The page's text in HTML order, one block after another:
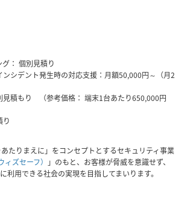
： 個別見積り
シデント発生時の対応支援：月額50,000円～（月2
見積もり （参考価格： 端末1台あたり650,000円
り
たりまえに」をコンセプトとするセキュリティ事業
ズセーフ）
」のもと、お客様が脅威を意識せず、
利用できる社会の実現を目指してまいります。